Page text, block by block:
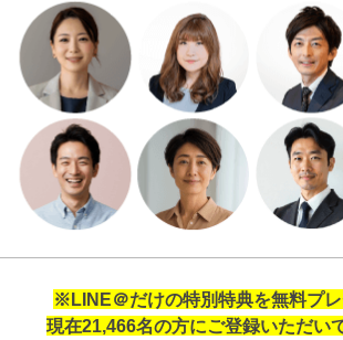
※LINE＠だけの特別特典を無料プレ
現在21,466名の方にご登録いただい